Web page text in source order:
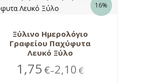
16%
Ξύλινο Ημερολόγιο
Γραφείου Παχύφυτα
Λευκό Ξύλο
1,75 €–2,10 €